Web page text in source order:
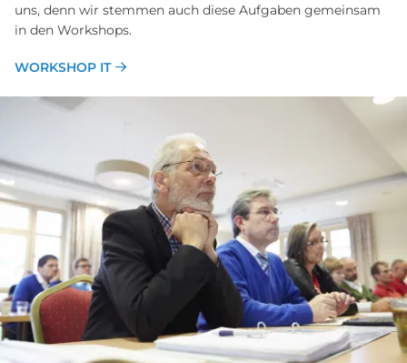
uns, denn wir stemmen auch diese Aufgaben gemeinsam
in den Workshops.
WORKSHOP IT